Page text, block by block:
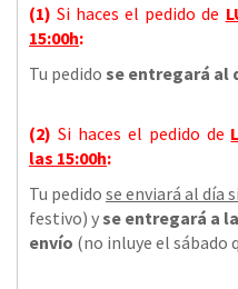
(1)Si haces el pedido de
15:00h:
Tu pedido se entregará al
(2) Si haces el pedido de
las 15:00h:
Tu pedido se enviará al día
festivo) yse entregará a
envío (no inluye el sábado